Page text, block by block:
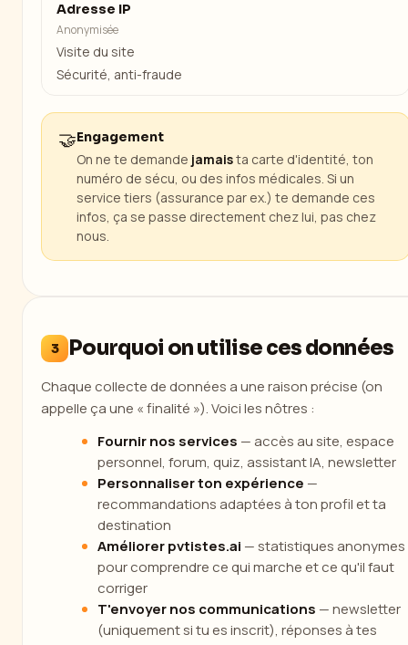
Adresse IP
Anonymisée
Visite du site
Sécurité, anti-fraude
🤝Engagement
On ne te demande jamaista carte d'identité, ton
numéro de sécu, ou des infos médicales. Si un
service tiers (assurance par ex.) te demande ces
infos, ça se passe directement chez lui, pas chez
nous.
3 Pourquoi on utilise ces données
Chaque collecte de données a une raison précise (on
appelle ça une « finalité »). Voici les nôtres :
Fournir nos services — accès au site, espace
personnel, forum, quiz, assistant IA, newsletter
Personnaliser ton expérience —
recommandations adaptées à ton profil et ta
destination
Améliorer pvtistes.ai — statistiques anonymes
pour comprendre ce qui marche et ce qu'il faut
corriger
T'envoyer nos communications — newsletter
(uniquement si tu es inscrit), réponses à tes